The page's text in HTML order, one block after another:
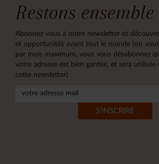
Restons ensemble
Abonnez-vous à notre newsletter et
et opportunités avant tout le monde (on
par mois maximum, vous vous désabonnez
votre adresse est bien gardée, et sera
cette newsletter)